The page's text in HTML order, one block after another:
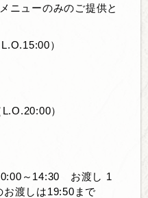
ューのみのご提供と
）
）
～14:30 お渡し 1
渡しは19:50まで